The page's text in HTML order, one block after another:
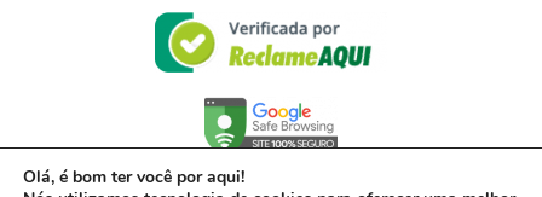
Olá, é bom ter você por aqui!